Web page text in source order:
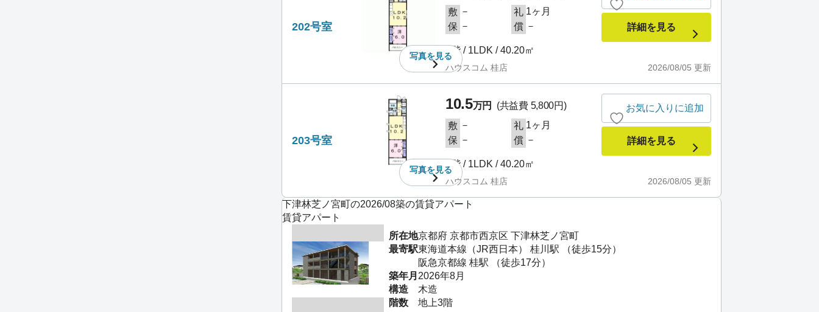
202号室
写真を見る
敷 － 礼 1ヶ月
保 － 償 －
2階 / 1LDK / 40.20㎡
2026/08/05 更新
ハウスコム 桂店
詳細を見る
203号室
写真を見る
10.5万円
(共益費 5,800円)
敷 － 礼 1ヶ月
保 － 償 －
2階 / 1LDK / 40.20㎡
2026/08/05 更新
ハウスコム 桂店
お気に入りに追加
詳細を見る
下津林芝ノ宮町の2026/08築の賃貸アパート
賃貸アパート
所在地京都府 京都市西京区 下津林芝ノ宮町
最寄駅東海道本線（JR西日本） 桂川駅 （徒歩15分）
阪急京都線 桂駅 （徒歩17分）
築年月 2026年8月
構造
木造
階数
地上3階